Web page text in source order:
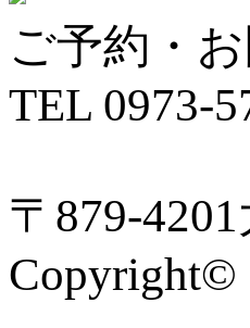
ご予約・
TEL 0973-
〒879-
Copyright©